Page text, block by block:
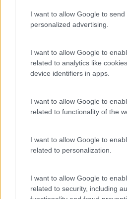
I want to allow Google to send
personalized advertising.
I want to allow Google to
related to analytics like
device identifiers in apps.
I want to allow Google to
related to functionality of the
I want to allow Google to
related to personalization.
I want to allow Google to
related to security, including
Categorias Blog